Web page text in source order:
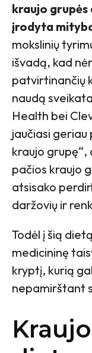
kraujo grupės
įrodyta
mokslinių
išvadą, kad
patvirtinančių
naudą
Health bei
jaučiasi
kraujo grupę“,
pačios kraujo
atsisako
daržovių ir
Todėl į šią
medicininę
kryptį, kurią
nepamirštant